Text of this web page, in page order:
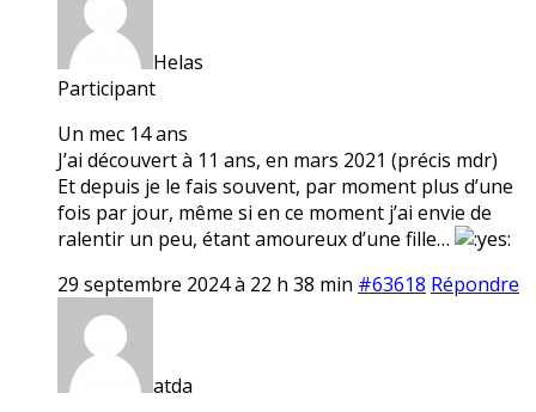
Helas
Participant
Un mec 14 ans
J’ai découvert à 11 ans, en mars 2021 (précis mdr)
Et depuis je le fais souvent, par moment plus d’une
fois par jour, même si en ce moment j’ai envie de
ralentir un peu, étant amoureux d’une fille…
29 septembre 2024 à 22 h 38 min #63618 Répondre
atda